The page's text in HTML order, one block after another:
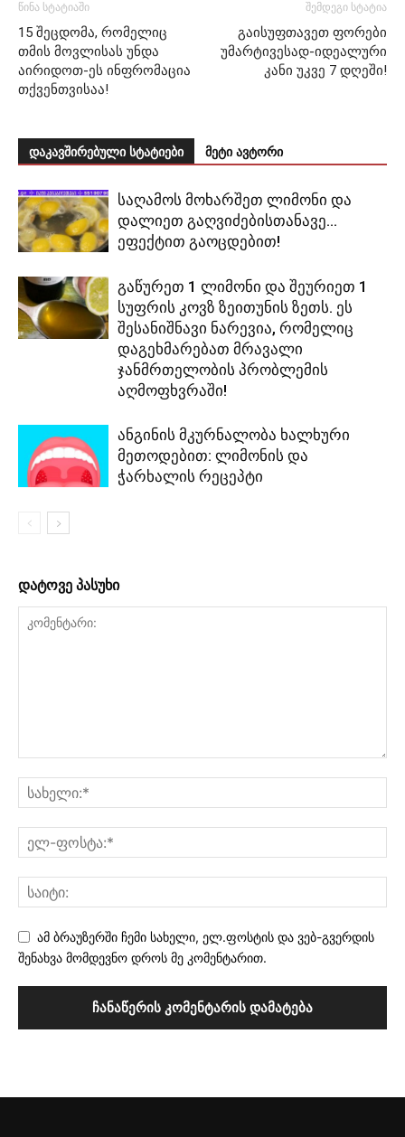
წინა სტატიაში
15 შეცდომა, რომელიც
თმის მოვლისას უნდა
აირიდოთ-ეს ინფრომაცია
თქვენთვისაა!
შემდეგი სტატია
გაისუფთავეთ ფორები
უმარტივესად-იდეალური
კანი უკვე 7 დღეში!
დაკავშირებული სტატიები მეტი ავტორი
საღამოს მოხარშეთ ლიმონი და
დალიეთ გაღვიძებისთანავე…
ეფექტით გაოცდებით!
გაწურეთ 1 ლიმონი და შეურიეთ 1
სუფრის კოვზ ზეითუნის ზეთს. ეს
შესანიშნავი ნარევია, რომელიც
დაგეხმარებათ მრავალი
ჯანმრთელობის პრობლემის
აღმოფხვრაში!
ანგინის მკურნალობა ხალხური
მეთოდებით: ლიმონის და
ჭარხალის რეცეპტი
დატოვე პასუხი
ამ ბრაუზერში ჩემი სახელი, ელ.ფოსტის და ვებ-გვერდის
შენახვა მომდევნო დროს მე კომენტარით.